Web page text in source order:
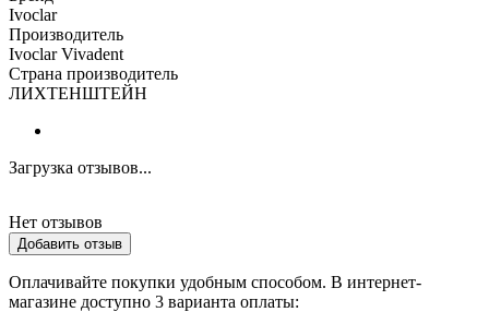
Ivoclar
Производитель
Ivoclar Vivadent
Страна производитель
ЛИХТЕНШТЕЙН
Загрузка отзывов...
Нет отзывов
Добавить отзыв
Оплачивайте покупки удобным способом. В интернет-
магазине доступно 3 варианта оплаты: